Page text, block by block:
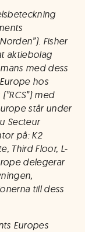
Fisher
aktiebolag
med dess
hos
med
står under
Secteur
på: K2
Third Floor, L-
delegerar
till dess
Europes